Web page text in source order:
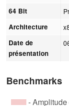
64 Bit
Architecture
Date de
présentation
Benchmarks
-